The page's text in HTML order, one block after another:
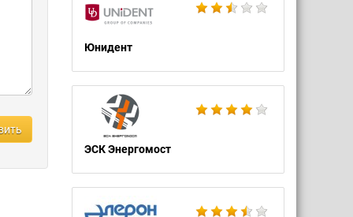
Юнидент
ЭСК Энергомост